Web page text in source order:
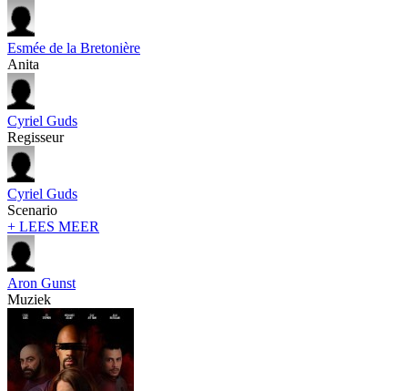
Esmée de la Bretonière
Anita
Cyriel Guds
Regisseur
Cyriel Guds
Scenario
+ LEES MEER
Aron Gunst
Muziek